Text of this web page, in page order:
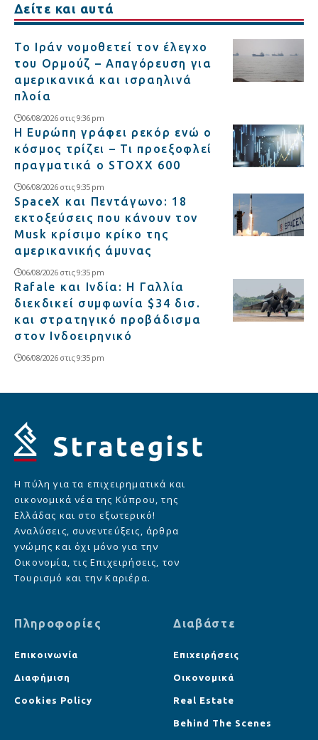
Δείτε και αυτά
Το Ιράν νομοθετεί τον έλεγχο
του Ορμούζ – Απαγόρευση για
αμερικανικά και ισραηλινά
πλοία
06/08/2026 στις 9:36 pm
Η Ευρώπη γράφει ρεκόρ ενώ ο
κόσμος τρίζει – Τι προεξοφλεί
πραγματικά ο STOXX 600
06/08/2026 στις 9:35 pm
SpaceX και Πεντάγωνο: 18
εκτοξεύσεις που κάνουν τον
Musk κρίσιμο κρίκο της
αμερικανικής άμυνας
06/08/2026 στις 9:35 pm
Rafale και Ινδία: Η Γαλλία
διεκδικεί συμφωνία $34 δισ.
και στρατηγικό προβάδισμα
στον Ινδοειρηνικό
06/08/2026 στις 9:35 pm
Η πύλη για τα επιχειρηματικά και
οικονομικά νέα της Κύπρου, της
Ελλάδας και στο εξωτερικό!
Αναλύσεις, συνεντεύξεις, άρθρα
γνώμης και όχι μόνο για την
Οικονομία, τις Επιχειρήσεις, τον
Τουρισμό και την Καριέρα.
Πληροφορίες
Επικοινωνία
Διαφήμιση
Cookies Policy
Διαβάστε
Επιχειρήσεις
Οικονομικά
Real Estate
Behind The Scenes